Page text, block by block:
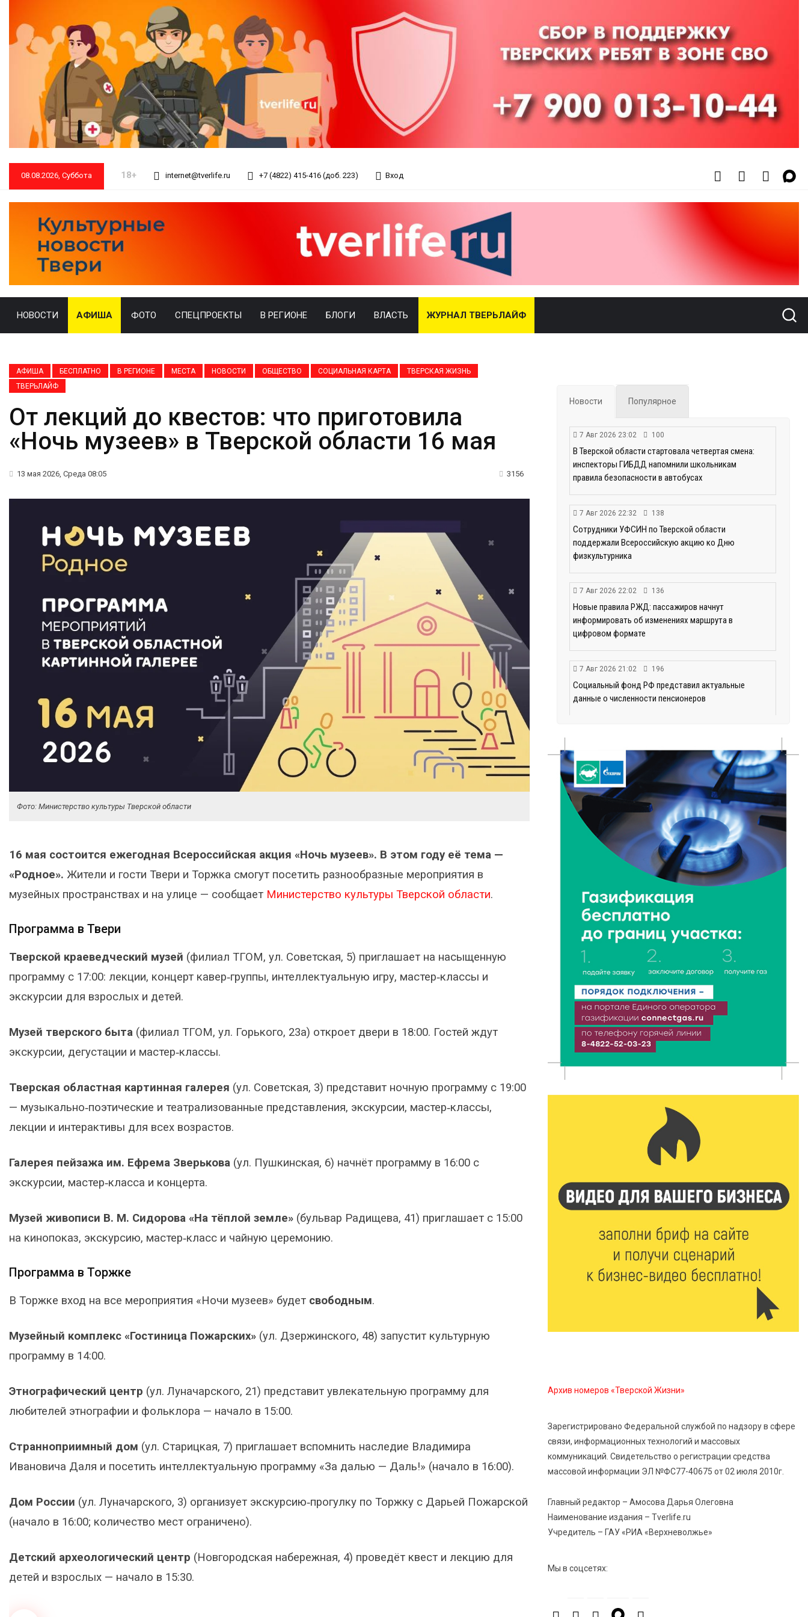
08.08.2026, Суббота 18+ internet@tverlife.ru +7 (4822) 415-416 (доб. 223) Вход
НОВОСТИ АФИША ФОТО СПЕЦПРОЕКТЫ В РЕГИОНЕ БЛОГИ ВЛАСТЬ ЖУРНАЛ ТВЕРЬЛАЙФ
АФИША БЕСПЛАТНО В РЕГИОНЕ МЕСТА НОВОСТИ ОБЩЕСТВО СОЦИАЛЬНАЯ КАРТА
ТВЕРСКАЯ ЖИЗНЬ
ТВЕРЬЛАЙФ
От лекций до квестов: что приготовила
«Ночь музеев» в Тверской области 16 мая
13 мая 2026, Среда 08:05 3156
Фото: Министерство культуры Тверской области
16 мая состоится ежегодная Всероссийская акция «Ночь музеев». В этом году её тема —
«Родное». Жители и гости Твери и Торжка смогут посетить разнообразные мероприятия в
музейных пространствах и на улице — сообщает Министерство культуры Тверской области.
Программа в Твери
Тверской краеведческий музей (филиал ТГОМ, ул. Советская, 5) приглашает на насыщенную
программу с 17:00: лекции, концерт кавер‑группы, интеллектуальную игру, мастер‑классы и
экскурсии для взрослых и детей.
Музей тверского быта (филиал ТГОМ, ул. Горького, 23а) откроет двери в 18:00. Гостей ждут
экскурсии, дегустации и мастер‑классы.
Тверская областная картинная галерея (ул. Советская, 3) представит ночную программу с 19:00
— музыкально‑поэтические и театрализованные представления, экскурсии, мастер‑классы,
лекции и интерактивы для всех возрастов.
Галерея пейзажа им. Ефрема Зверькова (ул. Пушкинская, 6) начнёт программу в 16:00 с
экскурсии, мастер‑класса и концерта.
Музей живописи В. М. Сидорова «На тёплой земле» (бульвар Радищева, 41) приглашает с 15:00
на кинопоказ, экскурсию, мастер‑класс и чайную церемонию.
Программа в Торжке
В Торжке вход на все мероприятия «Ночи музеев» будет свободным.
Музейный комплекс «Гостиница Пожарских» (ул. Дзержинского, 48) запустит культурную
программу в 14:00.
Этнографический центр (ул. Луначарского, 21) представит увлекательную программу для
любителей этнографии и фольклора — начало в 15:00.
Странноприимный дом (ул. Старицкая, 7) приглашает вспомнить наследие Владимира
Ивановича Даля и посетить интеллектуальную программу «За далью — Даль!» (начало в 16:00).
Дом России (ул. Луначарского, 3) организует экскурсию‑прогулку по Торжку с Дарьей Пожарской
(начало в 16:00; количество мест ограничено).
Детский археологический центр (Новгородская набережная, 4) проведёт квест и лекцию для
детей и взрослых — начало в 15:30.
Новости Популярное
7 Авг 2026 23:02 100
В Тверской области стартовала четвертая смена:
инспекторы ГИБДД напомнили школьникам
правила безопасности в автобусах
7 Авг 2026 22:32 138
Сотрудники УФСИН по Тверской области
поддержали Всероссийскую акцию ко Дню
физкультурника
7 Авг 2026 22:02 136
Новые правила РЖД: пассажиров начнут
информировать об изменениях маршрута в
цифровом формате
7 Авг 2026 21:02 196
Социальный фонд РФ представил актуальные
данные о численности пенсионеров
Как питаться, чтобы мозг работал лучше:
рекомендации фитнес ‑ специалиста Александра
Семина
7 Авг 2026 19:02 199
Ботанические лаборатории в школах: Тверская
область запускает масштабный экопроект
419
В Ржеве чествовали работников строительной
отрасли
7 Авг 2026 18:10 117
Зарядка со стражем порядка объединила детей в
«Чайке»
7 Авг 2026 18:02 305
В Нило-Столобенской пустыни началась
реставрация фасада исторической
Крестовоздвиженской церкви
210
Названы первые победители программы «Земский
7 Авг 2026 16:32 352
Без прав и лицензий: итоги проверки таксистов в
7 Авг 2026 16:02 340
Жителям Тверской области напомнили об
опасности домашних заготовок
7 Авг 2026 15:32 188
изменила библиотечную жизнь Верхневолжья
7 Авг 2026 15:30 166
трансформаторных подстанций и более 146 км ЛЭП
7 Авг 2026 15:10
Архив номеров «Тверской Жизни»
Зарегистрировано Федеральной службой по надзору в сфере
связи, информационных технологий и массовых
коммуникаций. Свидетельство о регистрации средства
массовой информации ЭЛ №ФС77-40675 от 02 июля 2010г.
Главный редактор – Амосова Дарья Олеговна
Наименование издания – Tverlife.ru
Учредитель – ГАУ «РИА «Верхневолжье»
Мы в соцсетях: